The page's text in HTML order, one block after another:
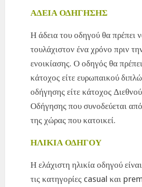
ΑΔΕΙΑ ΟΔΗΓΗΣΗΣ
Η άδεια του οδηγού θα πρέπει
τουλάχιστον ένα χρόνο πριν
ενοικίασης. Ο οδηγός θα πρέπει
κάτοχος είτε ευρωπαικού
οδήγησης είτε κάτοχος
Οδήγησης που συνοδεύεται
της χώρας που κατοικεί.
ΗΛΙΚΙΑ ΟΔΗΓΟΥ
Η ελάχιστη ηλικία οδηγού
τις κατηγορίες casual και